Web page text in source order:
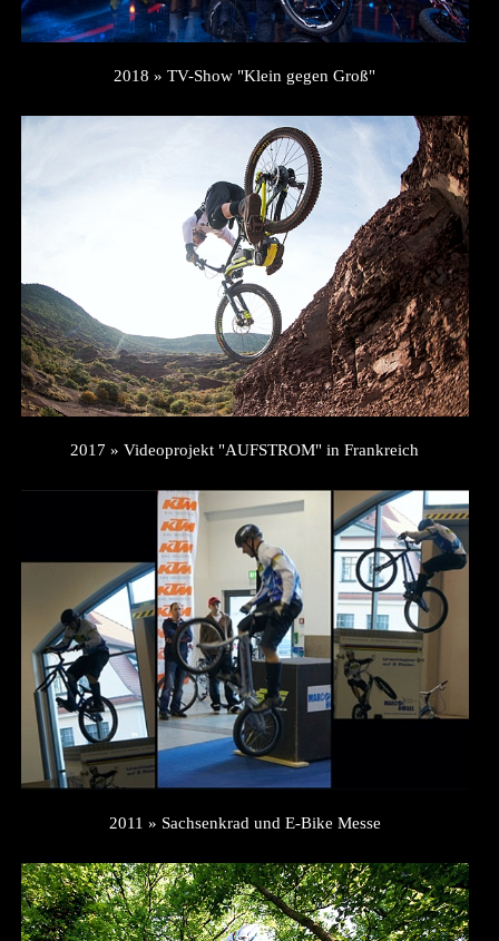
2018 » TV-Show "Klein gegen Groß"
2017 » Videoprojekt "AUFSTROM" in Frankreich
2011 » Sachsenkrad und E-Bike Messe